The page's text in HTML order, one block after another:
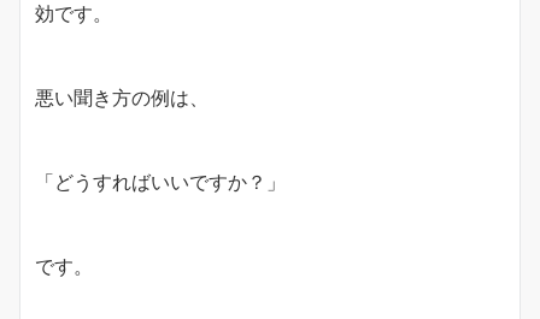
効です。
悪い聞き方の例は、
「どうすればいいですか？」
です。